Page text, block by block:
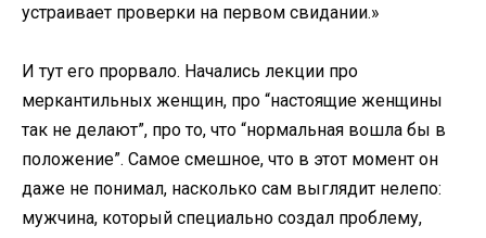
устраивает проверки на первом свидании.»
И тут его прорвало. Начались лекции про
меркантильных женщин, про “настоящие женщины
так не делают”, про то, что “нормальная вошла бы в
положение”. Самое смешное, что в этот момент он
даже не понимал, насколько сам выглядит нелепо:
мужчина, который специально создал проблему,